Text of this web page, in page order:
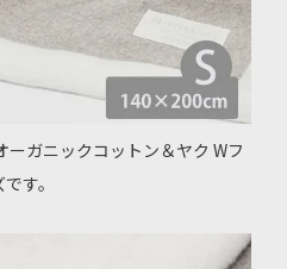
ガニックコットン＆ヤク Wフ
す。